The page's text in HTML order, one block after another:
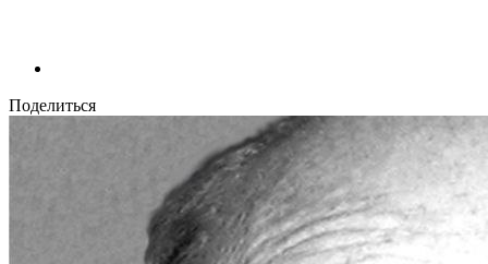
Поделиться